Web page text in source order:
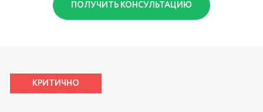
ПОЛУЧИТЬ КОНСУЛЬТАЦИЮ
КРИТИЧНО